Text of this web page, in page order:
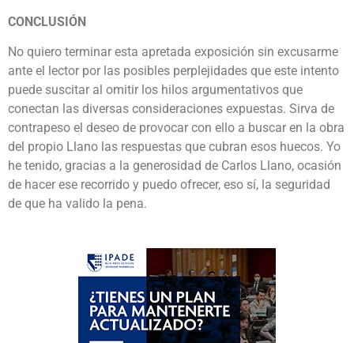
CONCLUSIÓN
No quiero terminar esta apretada exposición sin excusarme
ante el lector por las posibles perplejidades que este intento
puede suscitar al omitir los hilos argumentativos que
conectan las diversas consideraciones expuestas. Sirva de
contrapeso el deseo de provocar con ello a buscar en la obra
del propio Llano las respuestas que cubran esos huecos. Yo
he tenido, gracias a la generosidad de Carlos Llano, ocasión
de hacer ese recorrido y puedo ofrecer, eso sí, la seguridad
de que ha valido la pena.